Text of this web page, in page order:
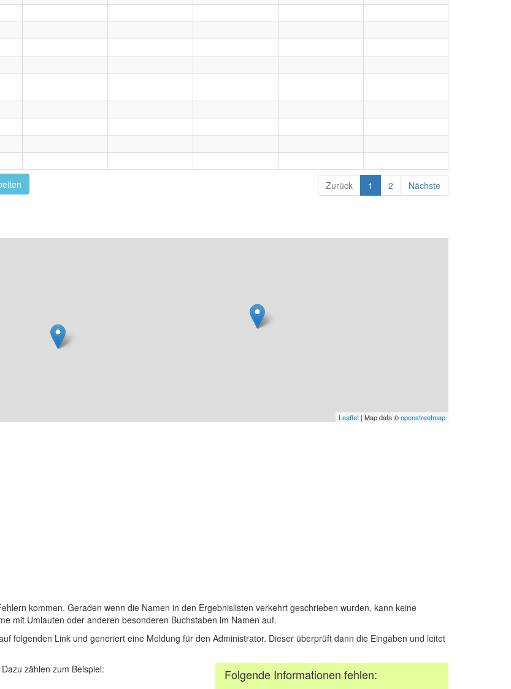
Zurück 1 2 Nächste
Leaflet | Map data ©openstreetmap
kommen. Geraden wenn die Namen in den Ergebnislisten verkehrt geschrieben wurden, kann keine
mit Umlauten oder anderen besonderen Buchstaben im Namen auf.
folgenden Link und generiert eine Meldung für den Administrator. Dieser überprüft dann die Eingaben und leitet
zählen zum Beispiel:
Folgende Informationen fehlen: